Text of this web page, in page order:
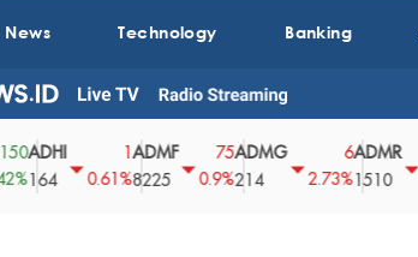
Technology Banking
0.61%
ADMF
8225
75
0.9%
ADMG
214
2.73%
ADMR
1510
60
3.82%